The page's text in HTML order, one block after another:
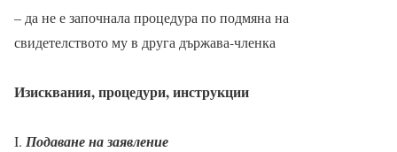
– да не е започнала процедура по подмяна на
свидетелството му в друга държава-членка
Изисквания, процедури, инструкции
I. Подаване на заявление